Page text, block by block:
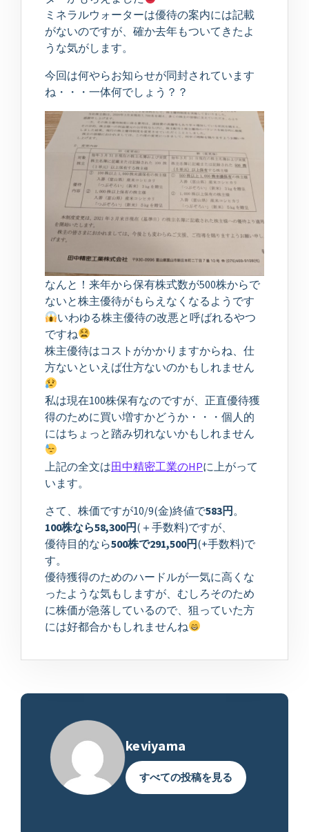
ミネラルウォーターは優待の案内には記載
がないのですが、確か去年もついてきたよ
うな気がします。
今回は何やらお知らせが同封されています
ね・・・一体何でしょう？？
なんと！来年から保有株式数が500株からで
ないと株主優待がもらえなくなるようです
いわゆる株主優待の改悪と呼ばれるやつ
ですね
株主優待はコストがかかりますからね、仕
方ないといえば仕方ないのかもしれません
私は現在100株保有なのですが、正直優待獲
得のために買い増すかどうか・・・個人的
にはちょっと踏み切れないかもしれません
上記の全文は田中精密工業のHPに上がって
います。
さて、株価ですが10/9(金)終値で583円。
100株なら58,300円(＋手数料)ですが、
優待目的なら500株で291,500円(+手数料)で
す。
優待獲得のためのハードルが一気に高くな
ったような気もしますが、むしろそのため
に株価が急落しているので、狙っていた方
には好都合かもしれませんね
keviyama
すべての投稿を見る